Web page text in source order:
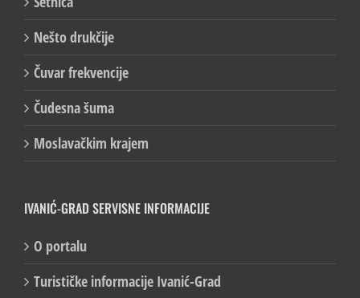
Šetnica
Nešto drukčije
Čuvar frekvencije
Čudesna šuma
Moslavačkim krajem
IVANIĆ-GRAD SERVISNE INFORMACIJE
O portalu
Turističke informacije Ivanić-Grad